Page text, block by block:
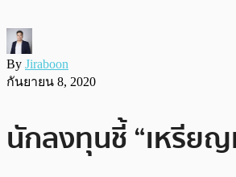
By Jiraboon
กันยายน 8, 2020
นักลงทุนชี้ “เหรียญ